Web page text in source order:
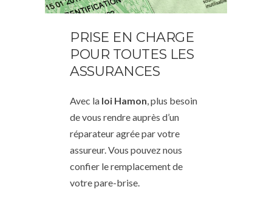
PRISE EN CHARGE
POUR TOUTES LES
ASSURANCES
Avec la loi Hamon, plus besoin
de vous rendre auprès d’un
réparateur agrée par votre
assureur. Vous pouvez nous
confier le remplacement de
votre pare-brise.